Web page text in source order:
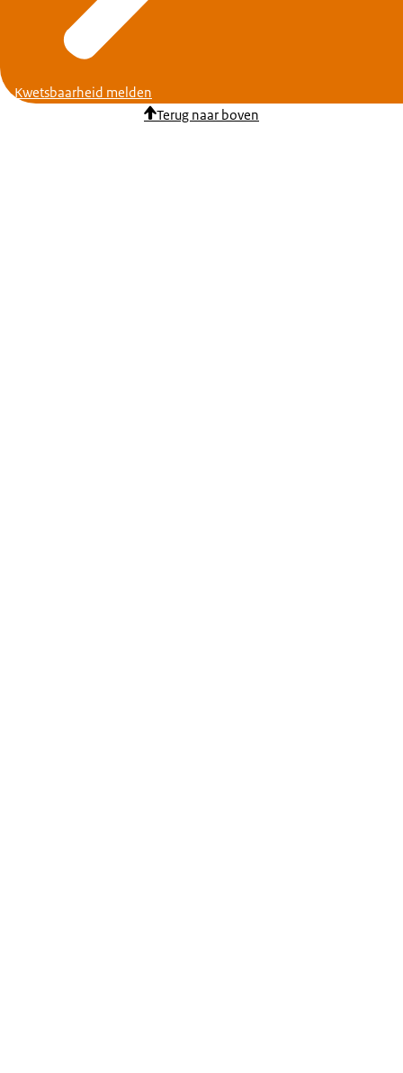
Kwetsbaarheid melden
Terug naar boven